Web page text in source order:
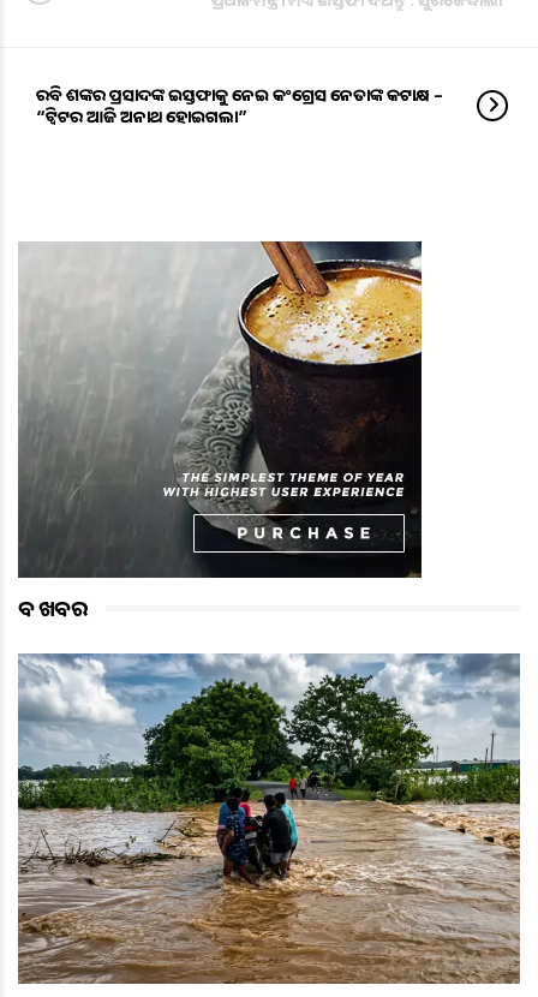
ରବି ଶଙ୍କର ପ୍ରସାଦଙ୍କ ଇସ୍ତଫାକୁ ନେଇ କଂଗ୍ରେସ ନେତାଙ୍କ କଟାକ୍ଷ –
“ଟ୍ବିଟର ଆଜି ଅନାଥ ହୋଇଗଲା”
ବଡ ଖବର